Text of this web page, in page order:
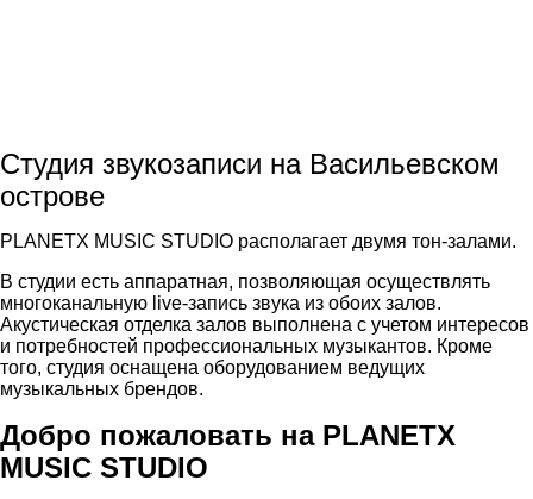
Студия звукозаписи на Васильевском
острове
PLANETX MUSIC STUDIO располагает двумя тон-залами.
В студии есть аппаратная, позволяющая осуществлять
многоканальную live-запись звука из обоих залов.
Акустическая отделка залов выполнена с учетом интересов
и потребностей профессиональных музыкантов. Кроме
того, студия оснащена оборудованием ведущих
музыкальных брендов.
Добро пожаловать на PLANETX
MUSIC STUDIO